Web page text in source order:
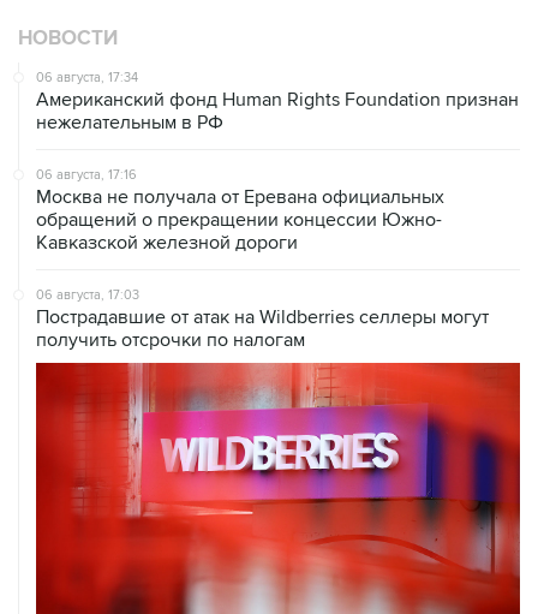
НОВОСТИ
06 августа, 17:34
Американский фонд Human Rights Foundation признан
нежелательным в РФ
06 августа, 17:16
Москва не получала от Еревана официальных
обращений о прекращении концессии Южно-
Кавказской железной дороги
06 августа, 17:03
Пострадавшие от атак на Wildberries селлеры могут
получить отсрочки по налогам